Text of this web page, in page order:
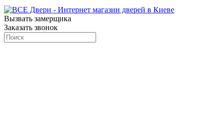
Вызвать замерщика
Заказать звонок